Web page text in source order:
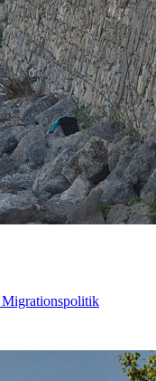
Migrationspolitik